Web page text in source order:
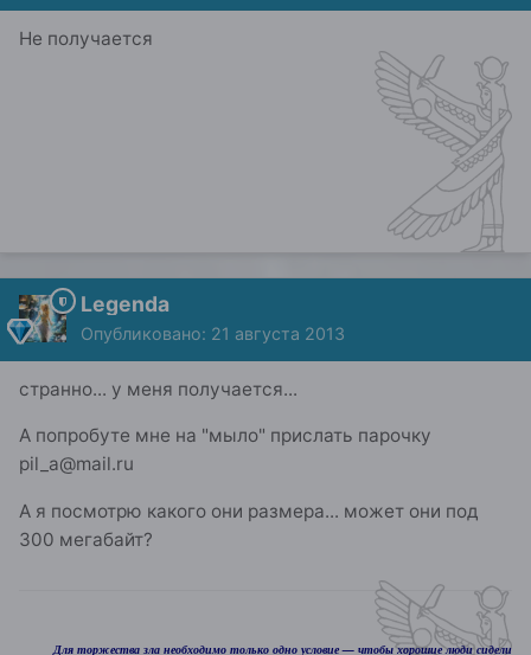
Не получается
Legenda
Опубликовано: 21 августа 2013
странно... у меня получается...
А попробуте мне на "мыло" прислать парочку
pil_a@mail.ru
А я посмотрю какого они размера... может они под
300 мегабайт?
Для торжества зла необходимо только одно условие — чтобы хорошие люди сидели